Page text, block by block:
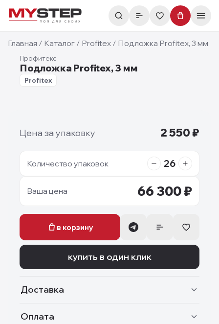
Главная / Каталог / Profitex / Подложка Profitex, 3 мм
0.2
Профитекс
Подложка Profitex, 3 мм
Profitex
Цена за упаковку 2 550₽
Количество упаковок 26
Ваша цена 66 300₽
в корзину
купить в один клик
Доставка
Оплата